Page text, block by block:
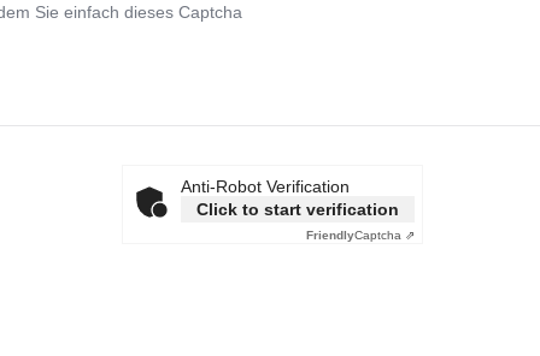
Sie einfach dieses Captcha
Anti-Robot Verification
Click to start verification
FriendlyCaptcha ⇗